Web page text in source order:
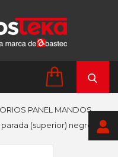
PANEL MANDOS
(superior) negro